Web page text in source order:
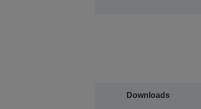
Downloads